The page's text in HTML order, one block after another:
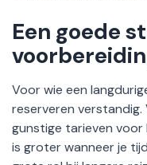
Een goede
Voor wie een
reserveren verstandig.
gunstige tarieven
is groter wanneer je